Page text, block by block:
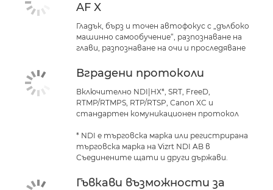
AF X
Гладък, бърз и точен автофокус с „дълбоко
машинно самообучение“, разпознаване на
глави, разпознаване на очи и проследяване
Вградени протоколи
Включително NDI|HX*, SRT, FreeD,
RTMP/RTMPS, RTP/RTSP, Canon XC и
стандартен комуникационен протокол
* NDI е търговска марка или регистрирана
търговска марка на Vizrt NDI AB в
Съединените щати и други държави.
Гъвкави възможности за